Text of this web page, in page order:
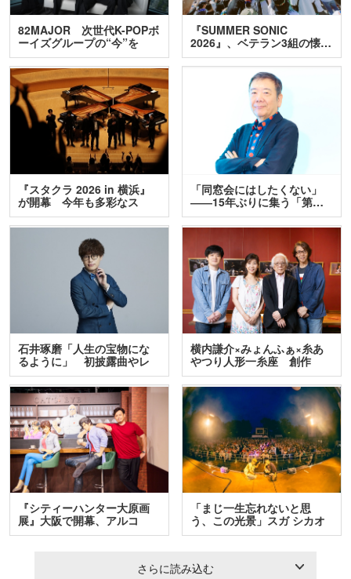
82MAJOR 次世代K-POPボ
ーイズグループの“今”を
訊…
『SUMMER SONIC
2026』、ベテラン3組の懐…
『スタクラ 2026 in 横浜』
が開幕 今年も多彩なス
テ…
「同窓会にはしたくない」
――15年ぶりに集う「第…
石井琢磨「人生の宝物にな
るように」 初披露曲やレ
ア…
横内謙介×みょんふぁ×糸あ
やつり人形一糸座 創作
人…
『シティーハンター大原画
展』大阪で開幕、アルコ
＆…
「まじ一生忘れないと思
う、この光景」スガ シカオ
と…
さらに読み込む